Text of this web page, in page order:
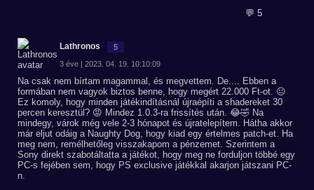
💬 5
Lathronos 5
3 éve | 2023. 04. 19. 10:10:09
Na csak nem bírtam magammal, és megvettem. De.... Ebben a
formában nem vagyok biztos benne, hogy megért 22.000 Ft-ot. 😐
Ez komoly, hogy minden játékindításnál újraépíti a shadereket 30
percen keresztül? 😡 Mindez 1.0.3-ra frissítés után. 😂🤣 Na
mindegy, várok még vele 2-3 hónapot és újratelepítem. Hátha akkor
már eljut odáig a Naughty Dog, hogy kiad egy értelmes patch-et. Ha
meg nem, remélhetőleg visszakapom a pénzemet. Szerintem a
Sony direkt szabotáltatta a játékot, hogy meg ne forduljon többé egy
PC-s fejében sem, hogy PS exclusive játékkal akarjon játszani PC-
n.